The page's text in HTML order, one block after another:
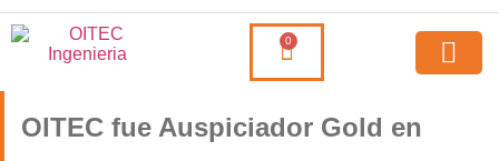
0
OITEC fue Auspiciador Gold en